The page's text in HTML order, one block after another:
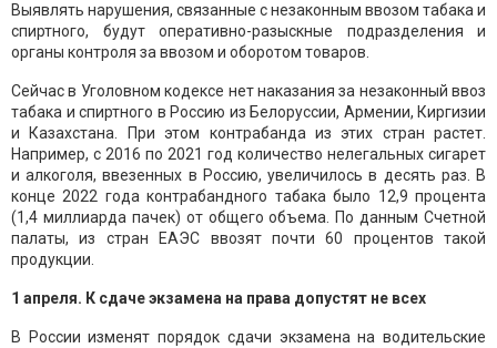
Выявлять нарушения, связанные с незаконным ввозом табака и
спиртного, будут оперативно-разыскные подразделения и
органы контроля за ввозом и оборотом товаров.
Сейчас в Уголовном кодексе нет наказания за незаконный ввоз
табака и спиртного в Россию из Белоруссии, Армении, Киргизии
и Казахстана. При этом контрабанда из этих стран растет.
Например, с 2016 по 2021 год количество нелегальных сигарет
и алкоголя, ввезенных в Россию, увеличилось в десять раз. В
конце 2022 года контрабандного табака было 12,9 процента
(1,4 миллиарда пачек) от общего объема. По данным Счетной
палаты, из стран ЕАЭС ввозят почти 60 процентов такой
продукции.
1 апреля. К сдаче экзамена на права допустят не всех
В России изменят порядок сдачи экзамена на водительские